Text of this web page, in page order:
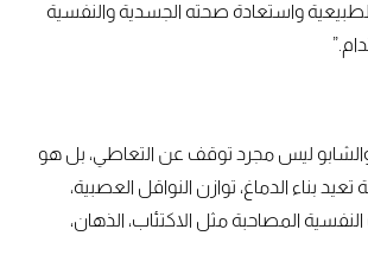
واستعادة صحته الجسدية والنفسية
ليس مجرد توقف عن التعاطي، بل هو
بناء الدماغ، توازن النواقل العصبية،
المصاحبة مثل الاكتئاب، الذهان،